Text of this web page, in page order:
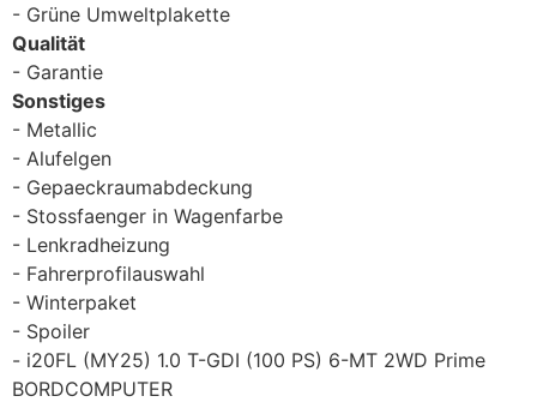
Grüne Umweltplakette
Qualität
Garantie
Sonstiges
Metallic
Alufelgen
Gepaeckraumabdeckung
Stossfaenger in Wagenfarbe
Lenkradheizung
Fahrerprofilauswahl
Winterpaket
Spoiler
i20FL (MY25) 1.0 T-GDI (100 PS) 6-MT 2WD Prime
BORDCOMPUTER